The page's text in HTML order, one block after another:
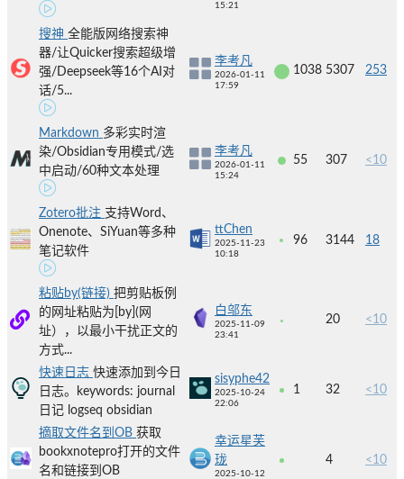
15:21
搜神 全能版网络搜索神
器/让Quicker搜索超级增
强/Deepseek等16个AI对
话/5...
李考凡
2026-01-11
17:59
1038 5307 253
Markdown 多彩实时渲
染/Obsidian专用模式/选
中启动/60种文本处理
李考凡
2026-01-11
15:24
55 307 <10
Zotero批注 支持Word、
Onenote、SiYuan等多种
笔记软件
ttChen
2025-11-23
10:18
96 3144 18
粘贴by(链接) 把剪贴板例
的网址粘贴为[by](网
址），以最小干扰正文的
方式...
白邬东
2025-11-09
23:41
20 <10
快速日志 快速添加到今日
日志。keywords: journal
日记 logseq obsidian
sisyphe42
2025-10-24
22:06
1 32 <10
摘取文件名到OB 获取
bookxnotepro打开的文件
名和链接到OB
幸运星芙
珑
2025-10-12
4 <10